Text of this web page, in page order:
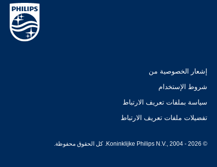
إشعار الخصوصية من
شروط الإستخدام
سياسة بملفات تعريف الارتباط
تفضيلات ملفات تعريف الارتباط
© Koninklijke Philips N.V., 2004 - 2026. كل الحقوق محفوظة.